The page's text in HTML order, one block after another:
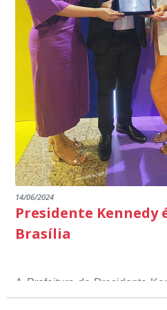
14/06/2024
Presidente Kennedy
Brasília
A Prefeitura de Presidente
nacional do 12º